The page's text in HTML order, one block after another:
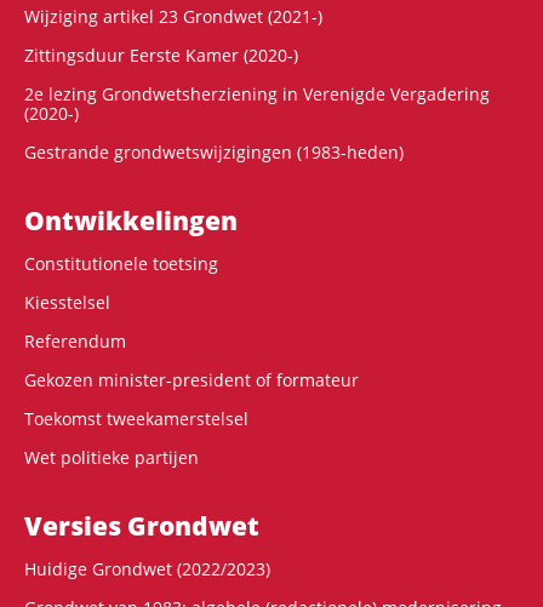
Wijziging artikel 23 Grondwet (2021-)
Zittingsduur Eerste Kamer (2020-)
2e lezing Grondwetsherziening in Verenigde Vergadering
(2020-)
Gestrande grondwetswijzigingen (1983-heden)
Ontwikke­lingen
Constitutionele toetsing
Kiesstelsel
Referendum
Gekozen minister-president of formateur
Toekomst tweekamerstelsel
Wet politieke partijen
Versies Grondwet
Huidige Grondwet (2022/2023)